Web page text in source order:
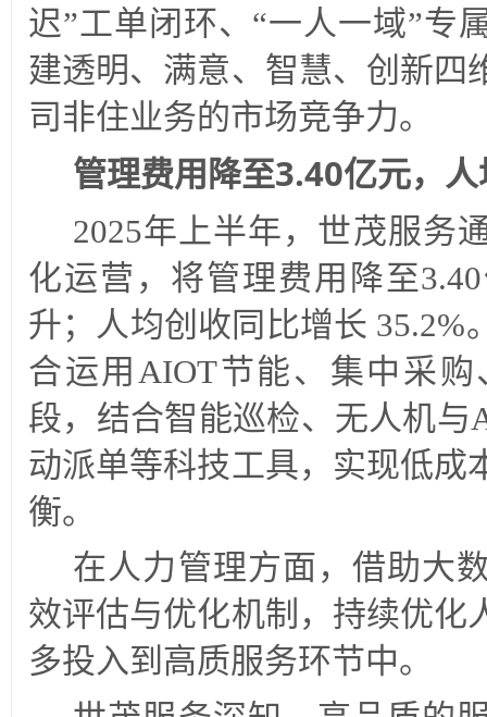
迟”工单闭环、“一人一域”专
建透明、满意、智慧、创新四
司非住业务的市场竞争力。
管理费用降至3.40亿元，
2025年上半年，世茂服务
化运营，将管理费用降至
升；人均创收同比增长 35.2%
合运用AIOT节能、集中采
段，结合智能巡检、无人机与
动派单等科技工具，实现低成
衡。
在人力管理方面，借助大
效评估与优化机制，持续优化
多投入到高质服务环节中。